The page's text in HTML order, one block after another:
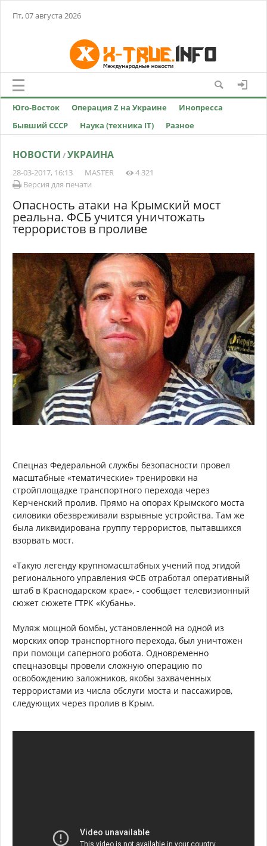
Пт, 07 августа 2026
Юго-Восток Операция Z на Украине
Инопресса
Бывший СССР
Наука (техника IT) Разное
НОВОСТИ /УКРАИНА
28-03-2017, 16:13 MASTER
4 321
Версия для печати
Опасность атаки на Крымский мост
реальна. ФСБ учится уничтожать
террористов в проливе
Спецназ Федеральной службы безопасности провел
масштабные «тематические» тренировки на
стройплощадке транспортного перехода через
Керченский пролив. Прямо на опорах Крымского моста
силовики обезвреживали взрывные устройства. Там же
была ликвидирована группу террористов, пытавшихся
взорвать мост.
«Такую легенду крупномасштабных учений под эгидой
регионального управления ФСБ отработал оперативный
штаб в Краснодарском крае», - сообщает телевизионный
сюжет сюжете ГТРК «Кубань».
Муляж мощной бомбы, установленной на одной из
морских опор транспортного перехода, был уничтожен
при помощи саперного робота. Одновременно
спецназовцы провели сложную операцию по
освобождению заложников, якобы захваченных
террористами из числа обслуги моста и пассажиров,
следующих через пролив в Крым.